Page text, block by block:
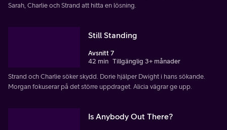
Sarah, Charlie och Strand att hitta en lösning.
Still Standing
Avsnitt 7
42 min Tillgänglig 3+ månader
Strand och Charlie söker skydd. Dorie hjälper Dwight i hans sökande.
Morgan fokuserar på det större uppdraget. Alicia vägrar ge upp.
Is Anybody Out There?